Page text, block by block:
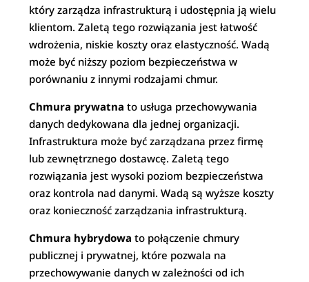
który zarządza infrastrukturą i udostępnia ją wielu
klientom. Zaletą tego rozwiązania jest łatwość
wdrożenia, niskie koszty oraz elastyczność. Wadą
może być niższy poziom bezpieczeństwa w
porównaniu z innymi rodzajami chmur.
Chmura prywatna to usługa przechowywania
danych dedykowana dla jednej organizacji.
Infrastruktura może być zarządzana przez firmę
lub zewnętrznego dostawcę. Zaletą tego
rozwiązania jest wysoki poziom bezpieczeństwa
oraz kontrola nad danymi. Wadą są wyższe koszty
oraz konieczność zarządzania infrastrukturą.
Chmura hybrydowa to połączenie chmury
publicznej i prywatnej, które pozwala na
przechowywanie danych w zależności od ich